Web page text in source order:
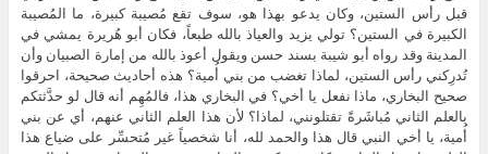
قبل رأس الستين، وكان يدعو بهذا هو، سوف تقع مُصيبة كبيرة، ما المُصيبة
الكبيرة في الستين؟ تولي يزيد والعياذ بالله طبعاً، فكان أبو هُريرة يمشي في
المدينة وقد رواه أبو شيبة بسند حسن ويقول أعوذ بالله من إمارة الصبيان وأن
تُدرِكني رأس الستين، لماذا تغضب من بني أُمية؟ هذه أحاديث صحيحة، احرقوا
صحيح البخاري، ماذا نفعل يا أخي؟ في البخاري هذا، فالمُهِم أنه قال لو حدَّثتكم
بالعلم الثاني مُباشَرةً تقتلونني، لماذا؟ لأن هذا العلم الثاني عنهم، أي عن بني
أُمية، يا أخي النبي قال هذا والحمد لله، أنا شخصياً غير مُتحسِّر على ضياع هذا